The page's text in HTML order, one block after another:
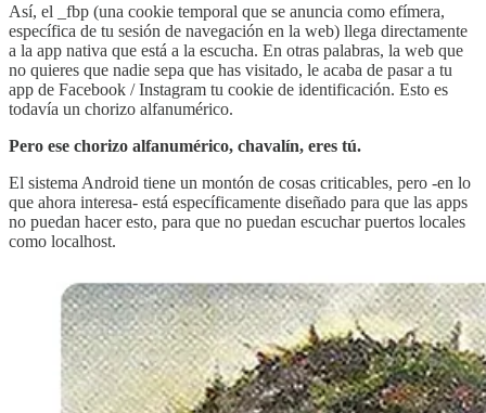
Así, el _fbp (una cookie temporal que se anuncia como efímera,
específica de tu sesión de navegación en la web) llega directamente
a la app nativa que está a la escucha. En otras palabras, la web que
no quieres que nadie sepa que has visitado, le acaba de pasar a tu
app de Facebook / Instagram tu cookie de identificación. Esto es
todavía un chorizo alfanumérico.
Pero ese chorizo alfanumérico, chavalín, eres tú.
El sistema Android tiene un montón de cosas criticables, pero -en lo
que ahora interesa- está específicamente diseñado para que las apps
no puedan hacer esto, para que no puedan escuchar puertos locales
como localhost.